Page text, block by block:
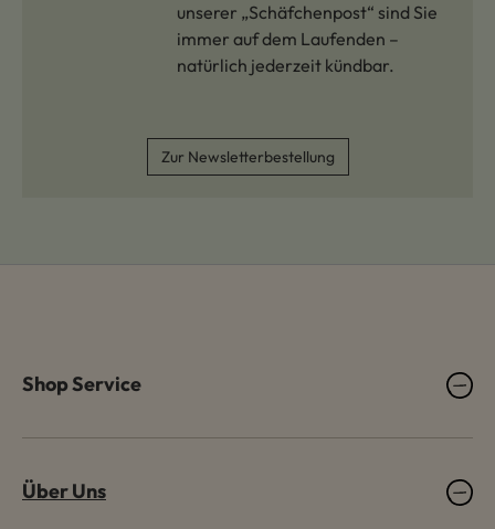
unserer „Schäfchenpost“ sind Sie
immer auf dem Laufenden –
natürlich jederzeit kündbar.
Zur Newsletterbestellung
Shop Service
Über Uns